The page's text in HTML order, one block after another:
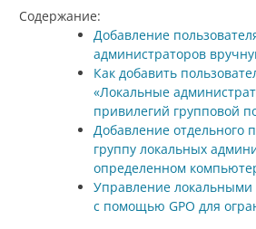
Содержание:
Добавление
администраторов
Как добавить
«Локальные
привилегий групповой
Добавление отдельного
группу локальных
определенном
Управление
с помощью GPO для